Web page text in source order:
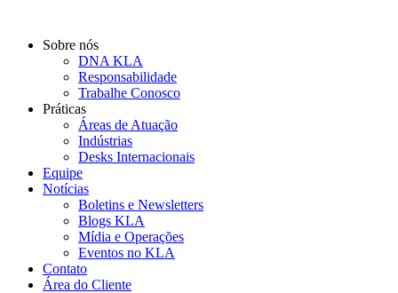
Sobre nós
DNA KLA
Responsabilidade
Trabalhe Conosco
Práticas
Áreas de Atuação
Indústrias
Desks Internacionais
Equipe
Notícias
Boletins e Newsletters
Blogs KLA
Mídia e Operações
Eventos no KLA
Contato
Área do Cliente